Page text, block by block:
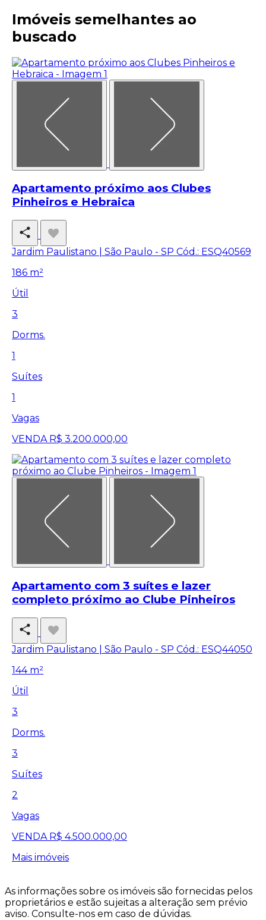
Imóveis semelhantes ao
buscado
Apartamento próximo aos Clubes
Pinheiros e Hebraica
Jardim Paulistano | São Paulo - SP Cód.: ESQ40569
186 m²
Útil
3
Dorms.
1
Suítes
1
Vagas
VENDA R$ 3.200.000,00
Apartamento com 3 suítes e lazer
completo próximo ao Clube Pinheiros
Jardim Paulistano | São Paulo - SP Cód.: ESQ44050
144 m²
Útil
3
Dorms.
3
Suítes
2
Vagas
VENDA R$ 4.500.000,00
Mais imóveis
As informações sobre os imóveis são fornecidas pelos
proprietários e estão sujeitas a alteração sem prévio
aviso. Consulte-nos em caso de dúvidas.